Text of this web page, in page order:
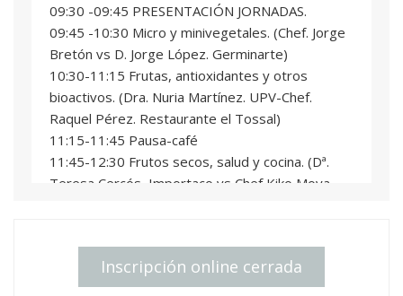
09:30 -09:45 PRESENTACIÓN JORNADAS.
09:45 -10:30 Micro y minivegetales. (Chef. Jorge
Bretón vs D. Jorge López. Germinarte)
10:30-11:15 Frutas, antioxidantes y otros
bioactivos. (Dra. Nuria Martínez. UPV-Chef.
Raquel Pérez. Restaurante el Tossal)
11:15-11:45 Pausa-café
11:45-12:30 Frutos secos, salud y cocina. (Dª.
Teresa Cercós, Importaco vs Chef Kiko Moya,
Paco Morales. Restaurante Paco Morales. Hotel
Ferrero vs Antonio Muiños. Porto-Muiños.)
13:15-14:30 Mesa Redonda: Cocinar para los
Inscripción online cerrada